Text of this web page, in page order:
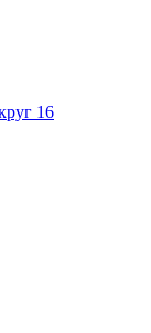
16